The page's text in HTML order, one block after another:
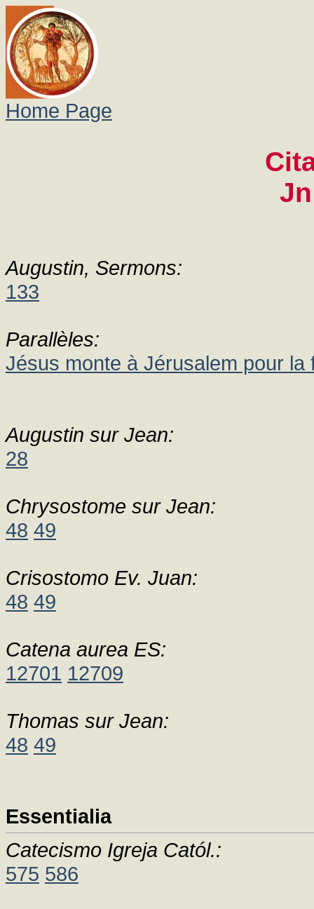
Home Page
Augustin, Sermons:
133
Parallèles:
Jésus monte à Jérusalem pour la
Augustin sur Jean:
28
Chrysostome sur Jean:
48 49
Crisostomo Ev. Juan:
48 49
Catena aurea ES:
12701 12709
Thomas sur Jean:
48 49
Essentialia
Catecismo Igreja Catól.:
575 586